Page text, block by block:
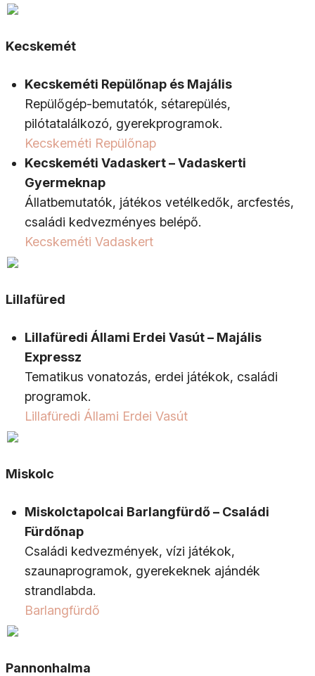
Kecskemét
Kecskeméti Repülőnap és Majális
Repülőgép-bemutatók, sétarepülés,
pilótatalálkozó, gyerekprogramok.
Kecskeméti Repülőnap
Kecskeméti Vadaskert – Vadaskerti
Gyermeknap
Állatbemutatók, játékos vetélkedők, arcfestés,
családi kedvezményes belépő.
Kecskeméti Vadaskert
Lillafüred
Lillafüredi Állami Erdei Vasút – Majális
Expressz
Tematikus vonatozás, erdei játékok, családi
programok.
Lillafüredi Állami Erdei Vasút
Miskolc
Miskolctapolcai Barlangfürdő – Családi
Fürdőnap
Családi kedvezmények, vízi játékok,
szaunaprogramok, gyerekeknek ajándék
strandlabda.
Barlangfürdő
Pannonhalma